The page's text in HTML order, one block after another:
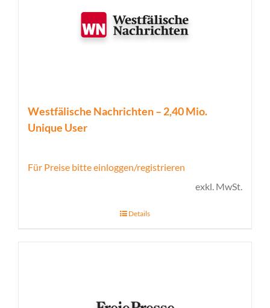
Westfälische Nachrichten – 2,40 Mio.
Unique User
Für Preise bitte einloggen/registrieren
exkl. MwSt.
Details